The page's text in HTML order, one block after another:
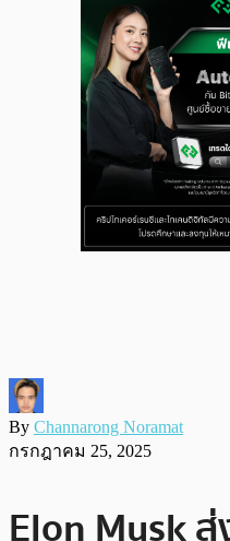
By Channarong Noramat
กรกฎาคม 25, 2025
Elon Musk ส่